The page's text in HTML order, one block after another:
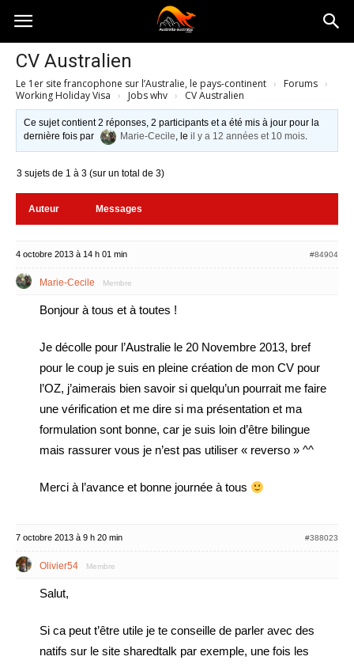
Australia-
australie.com
CV Australien
Le 1er site francophone sur l’Australie, le pays-continent › Forums ›
Working Holiday Visa › Jobs whv › CV Australien
Ce sujet contient 2 réponses, 2 participants et a été mis à jour pour la
dernière fois par
Marie-Cecile, leil y a 12 années et 10 mois.
3 sujets de 1 à 3 (sur un total de 3)
Auteur Messages
4 octobre 2013 à 14 h 01 min #84904
Marie-Cecile Membre
Bonjour à tous et à toutes !
Je décolle pour l’Australie le 20 Novembre 2013, bref
pour le coup je suis en pleine création de mon CV pour
l’OZ, j’aimerais bien savoir si quelqu’un pourrait me faire
une vérification et me dire si ma présentation et ma
formulation sont bonne, car je suis loin d’être bilingue
mais rassurer vous je n’est pas utiliser « reverso » ^^
Merci à l’avance et bonne journée à tous
7 octobre 2013 à 9 h 20 min #388023
Olivier54 Membre
Salut,
Si ca peut t’être utile je te conseille de parler avec des
natifs sur le site sharedtalk par exemple, une fois les